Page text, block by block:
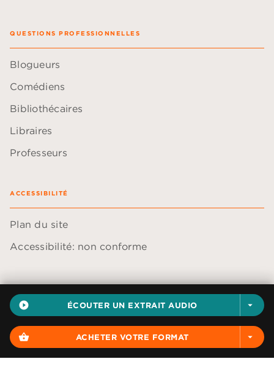
play_circle_filled ÉCOUTER UN EXTRAIT AUDIO arrow_drop_down
shopping_basket ACHETER VOTRE FORMAT arrow_drop_down
QUESTIONS PROFESSIONNELLES
Blogueurs
Comédiens
Bibliothécaires
Libraires
Professeurs
ACCESSIBILITÉ
Plan du site
Accessibilité: non conforme
Données personnelles
Paramétrer vos cookies
Mentions légales
Conditions générales d'utilisation